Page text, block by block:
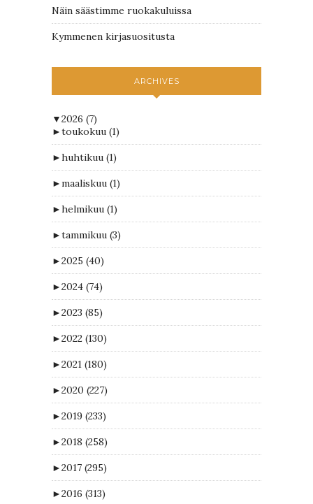
Näin säästimme ruokakuluissa
Kymmenen kirjasuositusta
ARCHIVES
▼2026 (7)
►toukokuu (1)
►huhtikuu (1)
►maaliskuu (1)
►helmikuu (1)
►tammikuu (3)
►2025 (40)
►2024 (74)
►2023 (85)
►2022 (130)
►2021 (180)
►2020 (227)
►2019 (233)
►2018 (258)
►2017 (295)
►2016 (313)